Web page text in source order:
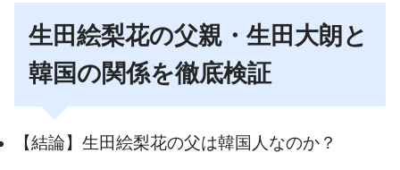
生田絵梨花の父親・生田大朗と
韓国の関係を徹底検証
【結論】生田絵梨花の父は韓国人なのか？